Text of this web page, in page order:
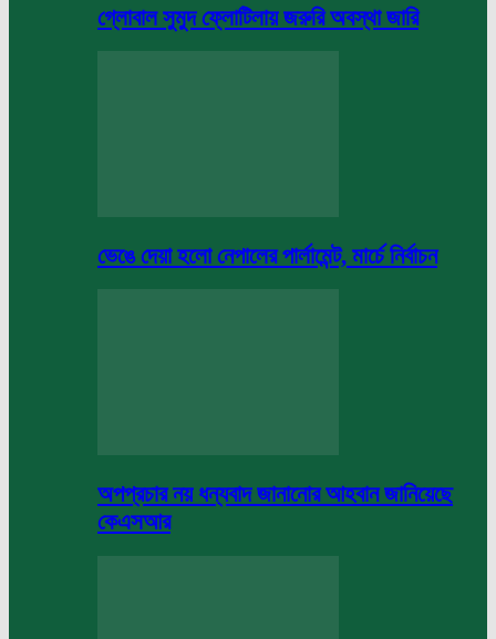
গ্লোবাল সুমুদ ফ্লোটিলায় জরুরি অবস্থা জারি
ভেঙে দেয়া হলো নেপালের পার্লামেন্ট, মার্চে নির্বাচন
অপপ্রচার নয় ধন্যবাদ জানানোর আহবান জানিয়েছে
কেএসআর